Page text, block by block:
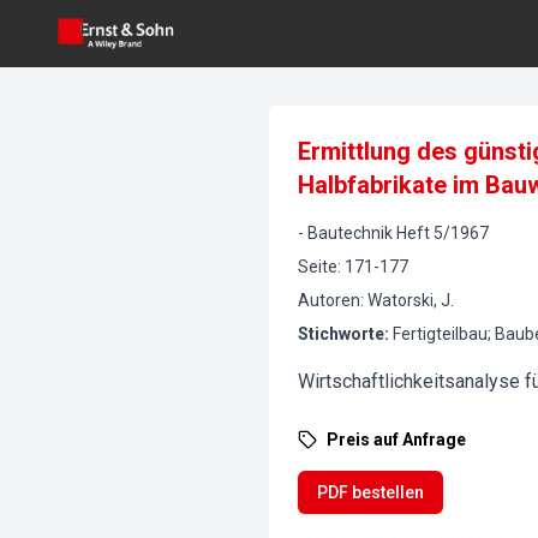
Ermittlung des
Halbfabrikate im
- Bautechnik Heft 5/1967
Seite: 171-177
Autoren: Watorski, J.
Stichworte: Fertigteilbau;
Wirtschaftlichkeitsanalyse
Preis auf Anfrage
PDF bestellen